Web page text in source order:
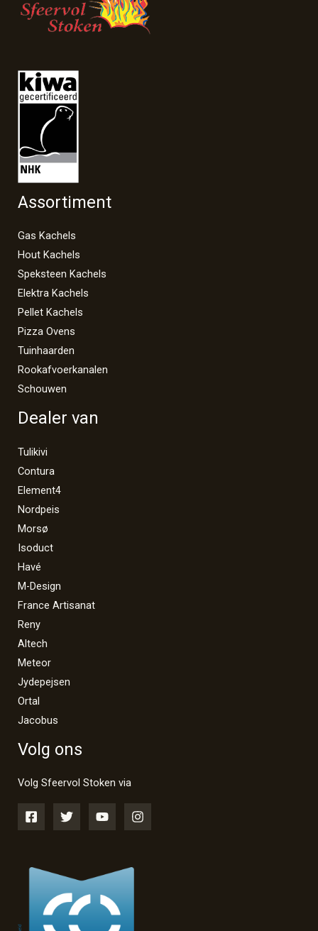
Assortiment
Gas Kachels
Hout Kachels
Speksteen Kachels
Elektra Kachels
Pellet Kachels
Pizza Ovens
Tuinhaarden
Rookafvoerkanalen
Schouwen
Dealer van
Tulikivi
Contura
Element4
Nordpeis
Morsø
Isoduct
Havé
M-Design
France Artisanat
Reny
Altech
Meteor
Jydepejsen
Ortal
Jacobus
Volg ons
Volg Sfeervol Stoken via